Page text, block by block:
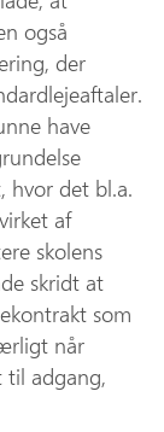
også
der
have
hvor det bl.a.
af
skolens
skridt at
som
når
til adgang,